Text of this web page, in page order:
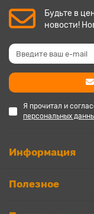
Будьте в
новости!
Я прочитал и
персональных
Информация
Полезное